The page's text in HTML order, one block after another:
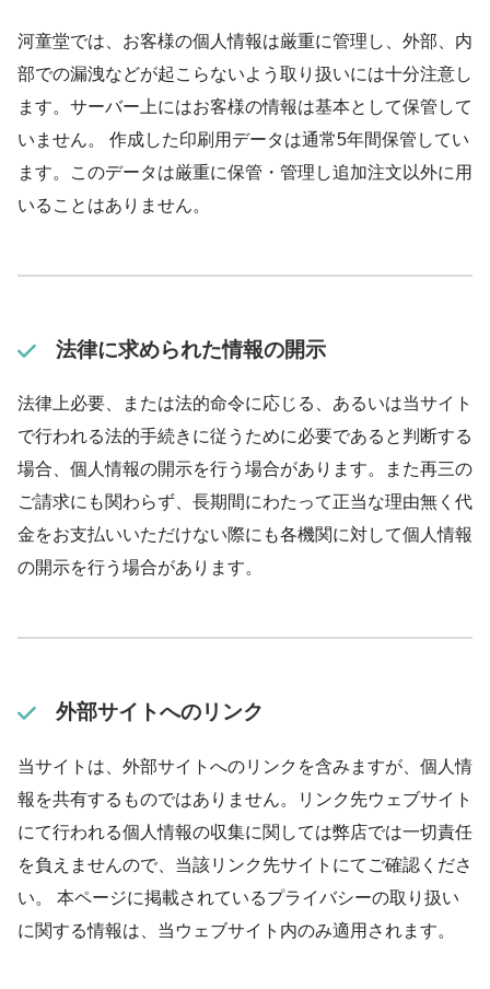
河童堂では、お客様の個人情報は厳重に管理し、外部、内
部での漏洩などが起こらないよう取り扱いには十分注意し
ます。サーバー上にはお客様の情報は基本として保管して
いません。 作成した印刷用データは通常5年間保管してい
ます。このデータは厳重に保管・管理し追加注文以外に用
いることはありません。
法律に求められた情報の開示
法律上必要、または法的命令に応じる、あるいは当サイト
で行われる法的手続きに従うために必要であると判断する
場合、個人情報の開示を行う場合があります。また再三の
ご請求にも関わらず、長期間にわたって正当な理由無く代
金をお支払いいただけない際にも各機関に対して個人情報
の開示を行う場合があります。
外部サイトへのリンク
当サイトは、外部サイトへのリンクを含みますが、個人情
報を共有するものではありません。リンク先ウェブサイト
にて行われる個人情報の収集に関しては弊店では一切責任
を負えませんので、当該リンク先サイトにてご確認くださ
い。 本ページに掲載されているプライバシーの取り扱い
に関する情報は、当ウェブサイト内のみ適用されます。